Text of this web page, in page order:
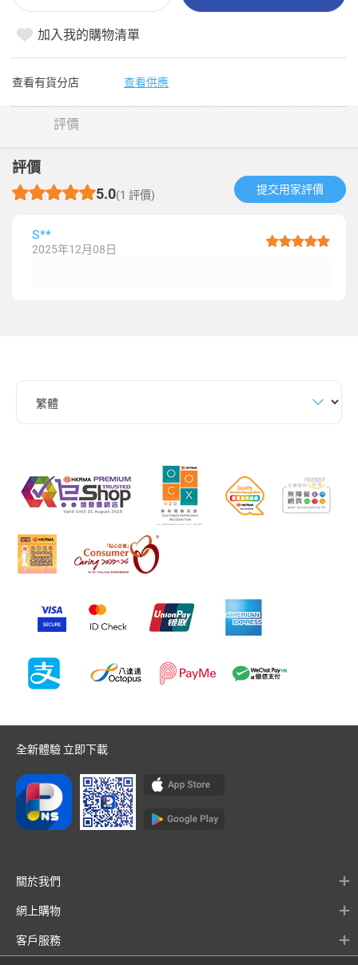
加入我的購物清單
查看有貨分店 查看供應
評價
評價
5.0(1 評價) 提交用家評價​
S**
2025年12月08日
全新體驗 立即下載
關於我們
網上購物
客戶服務